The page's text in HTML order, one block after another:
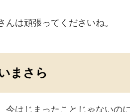
んは頑張ってくださいね。
まさら
今はじまったことじゃないのに